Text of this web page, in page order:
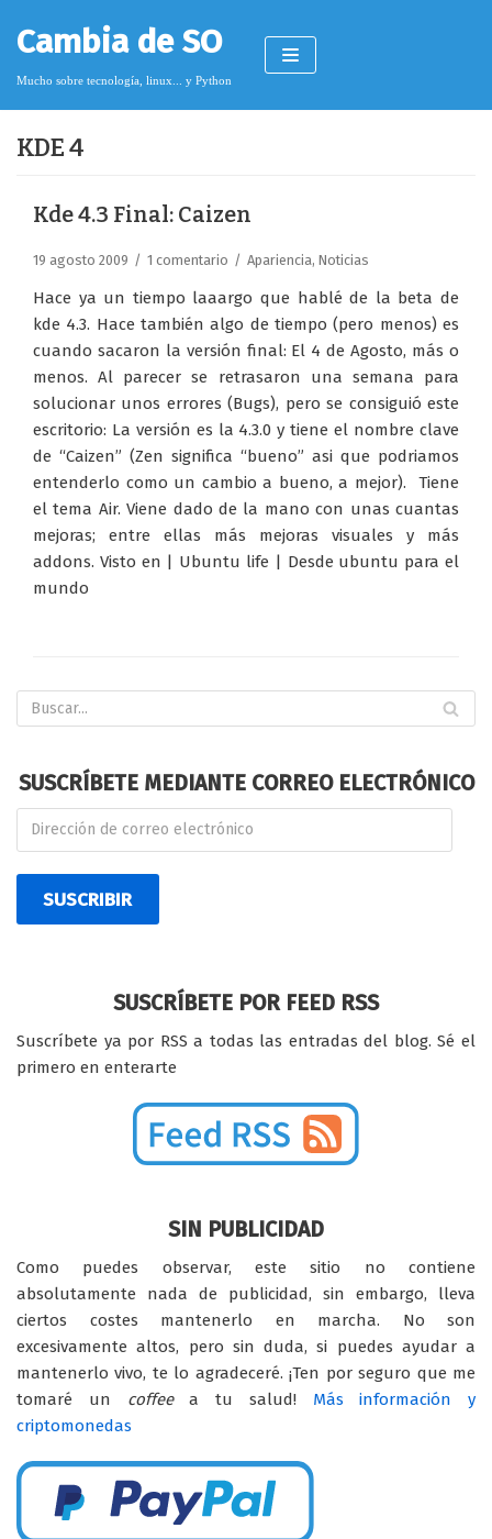
Saltar
al
contenido
Cambia de SO
Mucho sobre tecnología, linux... y Python
Donar
Licencia de contenido
Cookies
Política de protección de datos
KDE 4
Kde 4.3 Final: Caizen
19 agosto 2009 1 comentario Apariencia, Noticias
Hace ya un tiempo laaargo que hablé de la beta de
kde 4.3. Hace también algo de tiempo (pero menos) es
cuando sacaron la versión final: El 4 de Agosto, más o
menos. Al parecer se retrasaron una semana para
solucionar unos errores (Bugs), pero se consiguió este
escritorio: La versión es la 4.3.0 y tiene el nombre clave
de “Caizen” (Zen significa “bueno” asi que podriamos
entenderlo como un cambio a bueno, a mejor). Tiene
el tema Air. Viene dado de la mano con unas cuantas
mejoras; entre ellas más mejoras visuales y más
addons. Visto en | Ubuntu life | Desde ubuntu para el
mundo
SUSCRÍBETE MEDIANTE CORREO ELECTRÓNICO
SUSCRIBIR
SUSCRÍBETE POR FEED RSS
Suscríbete ya por RSS a todas las entradas del blog. Sé el
primero en enterarte
SIN PUBLICIDAD
Como puedes observar, este sitio no contiene
absolutamente nada de publicidad, sin embargo, lleva
ciertos costes mantenerlo en marcha. No son
excesivamente altos, pero sin duda, si puedes ayudar a
mantenerlo vivo, te lo agradeceré. ¡Ten por seguro que me
tomaré un coffeea tu salud! Más información y
criptomonedas